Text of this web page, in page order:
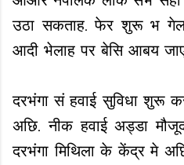
उठा सकताह. फेर शुरू भ
आदी भेलाह पर बेसि आबय
दरभंगा सं हवाई सुविधा शुरू
अछि. नीक हवाई अड्डा
दरभंगा मिथिला के केंद्र मे